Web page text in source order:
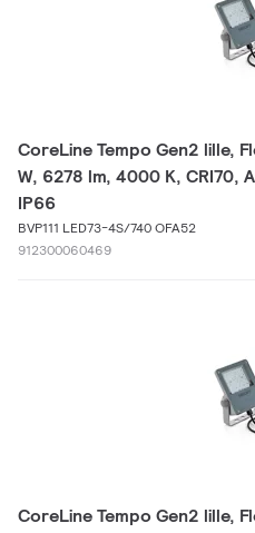
CoreLine Tempo Gen2 lille,
W, 6278 lm, 4000 K, CRI70,
IP66
BVP111 LED73-4S/740 OFA52
912300060469
CoreLine Tempo Gen2 lille,